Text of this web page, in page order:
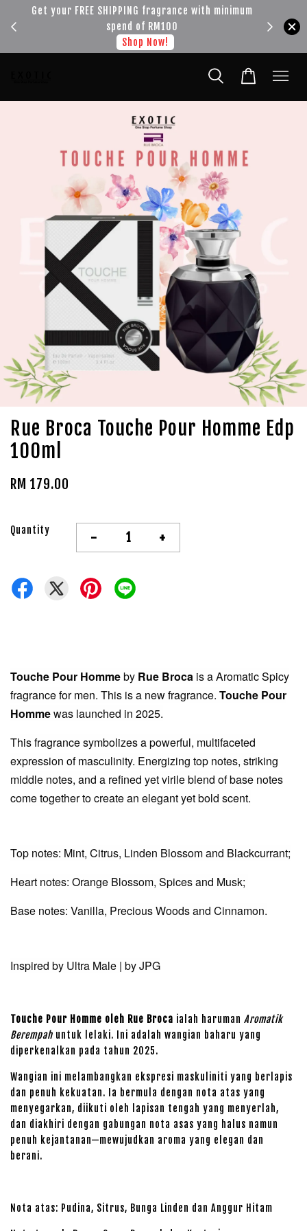
Get your FREE SHIPPING fragrance with minimum
spend of RM100
Shop Now!
Rue Broca Touche Pour Homme Edp
100ml
RM 179.00
Quantity - +
Touche Pour Hommeby Rue Broca is a Aromatic Spicy
fragrance for men. This is a new fragrance. Touche Pour
Hommewas launched in 2025.
This fragrance symbolizes a powerful, multifaceted
expression of masculinity. Energizing top notes, striking
middle notes, and a refined yet virile blend of base notes
come together to create an elegant yet bold scent.
Top notes: Mint, Citrus, Linden Blossom and Blackcurrant;
Heart notes: Orange Blossom, Spices and Musk;
Base notes: Vanilla, Precious Woods and Cinnamon.
Inspired by Ultra Male | by JPG
Touche Pour Homme oleh Rue Broca ialah haruman Aromatik
Berempah untuk lelaki. Ini adalah wangian baharu yang
diperkenalkan pada tahun 2025.
Wangian ini melambangkan ekspresi maskuliniti yang berlapis
dan penuh kekuatan. Ia bermula dengan nota atas yang
menyegarkan, diikuti oleh lapisan tengah yang menyerlah,
dan diakhiri dengan gabungan nota asas yang halus namun
penuh kejantanan—mewujudkan aroma yang elegan dan
berani.
Nota atas: Pudina, Sitrus, Bunga Linden dan Anggur Hitam